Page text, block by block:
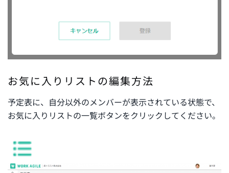
お気に入りリストの編集方法
予定表に、自分以外のメンバーが表示されている状態で、
お気に入りリストの一覧ボタンをクリックしてください。